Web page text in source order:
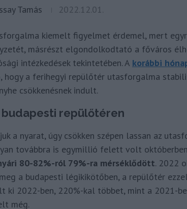
Tamás 2022.12.01.
kiemelt figyelmet érdemel, mert
másrészt elgondolkodtató a főváros
intézkedések tekintetében. A korábbi
hogy a ferihegyi repülőtér utasforgalma
csökkenésnek indult.
budapesti repülőtéren
a nyarat, úgy csökken szépen lassan az
továbbra is egymillió felett volt
80-82%-ról 79%-ra mérséklődött. 2022
a budapesti légikikötőben, a repülőtér
2022-ben, 220%-kal többet, mint a 2021-
még.